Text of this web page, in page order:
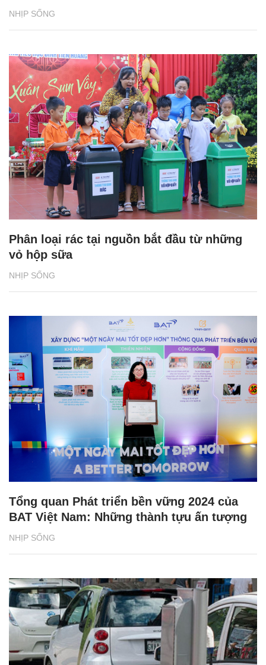
NHỊP SỐNG
NHỊP SỐNG
Phân loại rác tại nguồn bắt đầu từ những
vỏ hộp sữa
NHỊP SỐNG
Tổng quan Phát triển bền vững 2024 của
BAT Việt Nam: Những thành tựu ấn tượng